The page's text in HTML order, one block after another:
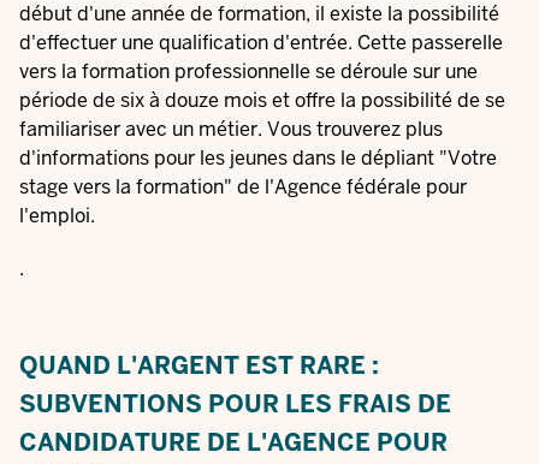
début d'une année de formation, il existe la possibilité
d'effectuer une qualification d'entrée. Cette passerelle
vers la formation professionnelle se déroule sur une
période de six à douze mois et offre la possibilité de se
familiariser avec un métier. Vous trouverez plus
d'informations pour les jeunes dans le dépliant "Votre
stage vers la formation" de l'Agence fédérale pour
l'emploi.
.
QUAND L'ARGENT EST RARE :
SUBVENTIONS POUR LES FRAIS DE
CANDIDATURE DE L'AGENCE POUR